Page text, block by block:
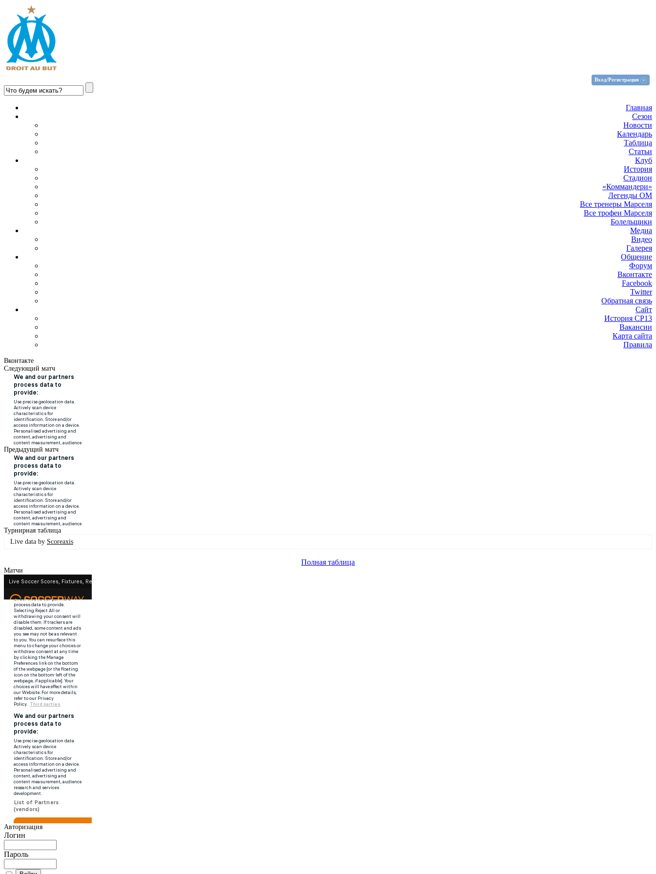
Вход/Регистрация
Главная
Сезон
Новости
Календарь
Таблица
Статьи
Клуб
История
Стадион
«Коммандери»
Легенды ОМ
Все тренеры Марселя
Все трофеи Марселя
Болельщики
Медиа
Видео
Галерея
Общение
Форум
Вконтакте
Facebook
Twitter
Обратная связь
Сайт
История СР13
Вакансии
Карта сайта
Правила
Вконтакте
Следующий матч
Предыдущий матч
Турнирная таблица
Live data by Scoreaxis
Полная таблица
Матчи
Авторизация
Логин
Пароль